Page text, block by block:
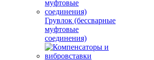
Грувлок (бессварные
муфтовые
соединения)